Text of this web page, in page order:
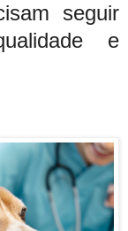
seguir
e